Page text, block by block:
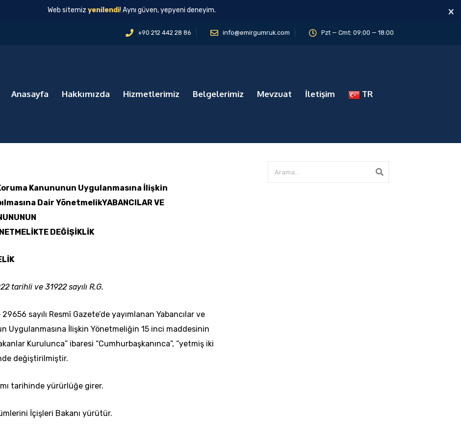
Web sitemiz yenilendi! Aynı güven, yepyeni deneyim. ×
+90 212 442 28 86 info@emirgumruk.com Pzt — Cmt: 09:00 — 18:00
Anasayfa Hakkımızda Hizmetlerimiz Belgelerimiz Mevzuat İletişim TR
Kanununun Uygulanmasına İlişkin
Dair YönetmelikYABANCILAR VE
DEĞİŞİKLİK
tarihli ve 31922 sayılı R.G.
sayılı Resmî Gazete’de yayımlanan Yabancılar ve
Uygulanmasına İlişkin Yönetmeliğin 15 inci maddesinin
Kurulunca” ibaresi “Cumhurbaşkanınca”, “yetmiş iki
değiştirilmiştir.
tarihinde yürürlüğe girer.
İçişleri Bakanı yürütür.